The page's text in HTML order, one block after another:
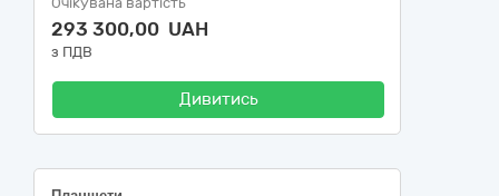
293 300,00 UAH
з ПДВ
Дивитись